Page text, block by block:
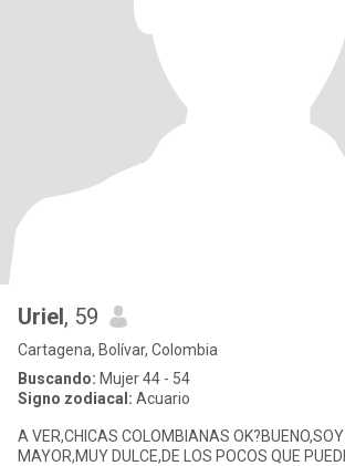
Uriel, 59
Cartagena, Bolívar, Colombia
Buscando: Mujer 44 - 54
Signo zodiacal: Acuario
A VER,CHICAS COLOMBIANAS
MAYOR,MUY DULCE,DE LOS POCOS QUE